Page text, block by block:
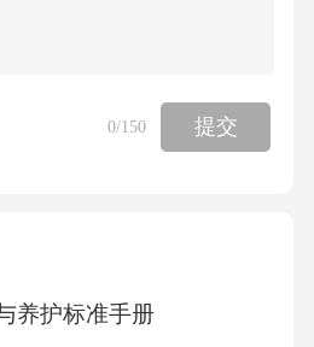
理解患者需求；注意语言
的话语；关注非语言沟
应对突发事件中的作用。答
合医生进行后续治疗，保
0/150 提交
养护标准手册